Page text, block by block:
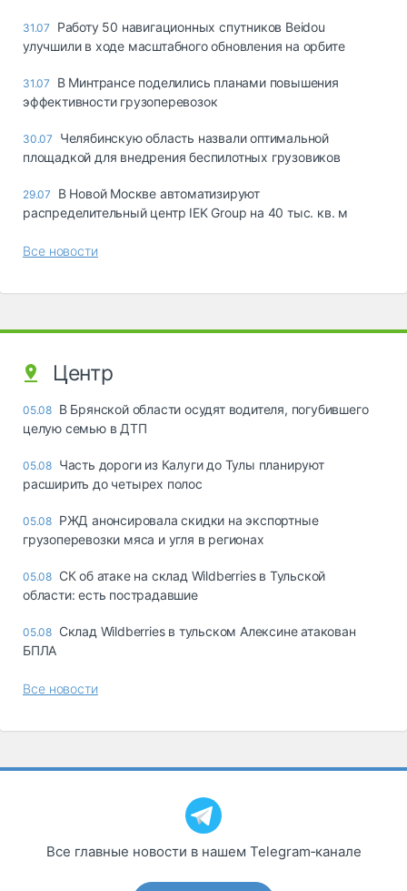
31.07
Работу 50 навигационных спутников Beidou
улучшили в ходе масштабного обновления на орбите
31.07
В Минтрансе поделились планами повышения
эффективности грузоперевозок
30.07
Челябинскую область назвали оптимальной
площадкой для внедрения беспилотных грузовиков
29.07
В Новой Москве автоматизируют
распределительный центр IEK Group на 40 тыс. кв. м
Все новости
Центр
05.08 В Брянской области осудят водителя, погубившего
целую семью в ДТП
05.08 Часть дороги из Калуги до Тулы планируют
расширить до четырех полос
05.08 РЖД анонсировала скидки на экспортные
грузоперевозки мяса и угля в регионах
05.08 СК об атаке на склад Wildberries в Тульской
области: есть пострадавшие
05.08 Склад Wildberries в тульском Алексине атакован
БПЛА
Все новости
Все главные новости в нашем Telegram‑канале